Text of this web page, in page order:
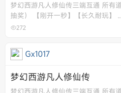
梦幻西游凡人修仙传三端互通 所有
抽奖） 【刚开一秒】【长久耐玩】
272
Gx1017
梦幻西游凡人修仙传